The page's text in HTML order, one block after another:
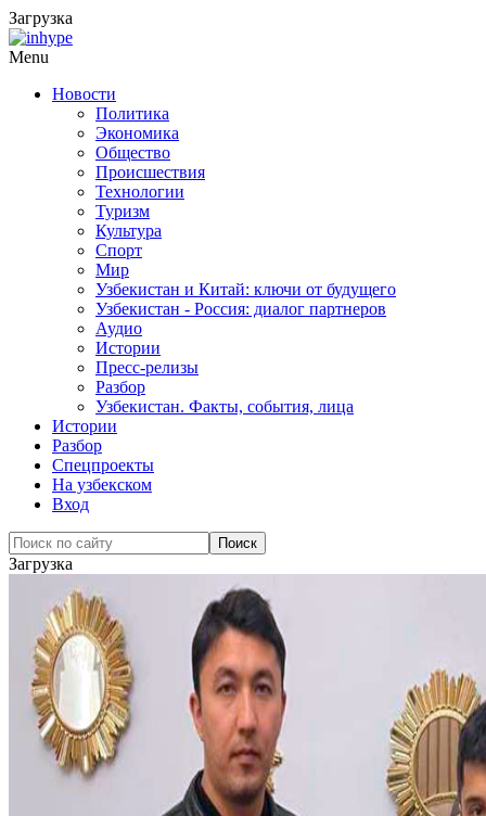
Загрузка
Menu
Новости
Политика
Экономика
Общество
Происшествия
Технологии
Туризм
Культура
Спорт
Мир
Узбекистан и Китай: ключи от будущего
Узбекистан - Россия: диалог партнеров
Аудио
Истории
Пресс-релизы
Разбор
Узбекистан. Факты, события, лица
Истории
Разбор
Спецпроекты
На узбекском
Вход
Загрузка